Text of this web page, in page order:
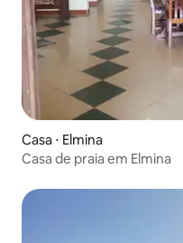
Casa ⋅ Elmina
Casa de praia em Elmina